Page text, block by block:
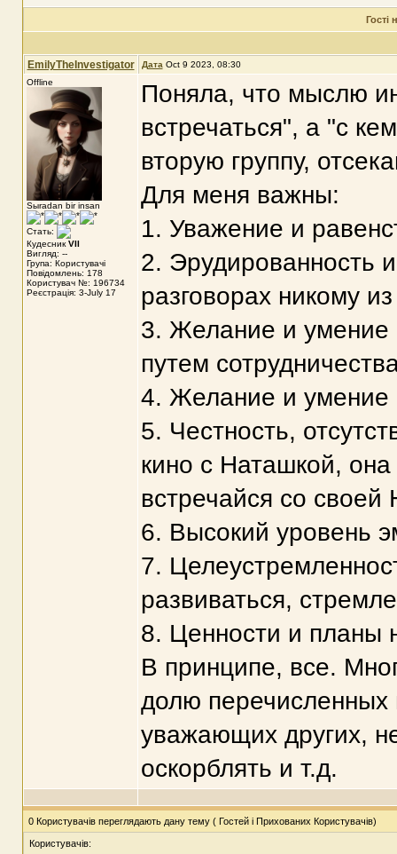
Гості
EmilyTheInvestigator Дата Oct 9 2023, 08:30
Offline
Sыradan bir insan
Стать:
Кудесник VII
Вигляд: --
Група: Користувачі
Повідомлень: 178
Користувач №: 196734
Реєстрація: 3-July 17
Поняла, что мыслю
встречаться", а "с
вторую группу,
Для меня важны:
1. Уважение и
2. Эрудированность
разговорах никому
3. Желание и умение
путем
4. Желание и умение
5. Честность,
кино с Наташкой,
встречайся со
6. Высокий уровень
7.
развиваться,
8. Ценности и планы
В принципе, все.
долю
уважающих других,
оскорблять и т.д.
0 Користувачів переглядають дану тему ( Гостей і Прихованих Користувачів)
Користувачів: